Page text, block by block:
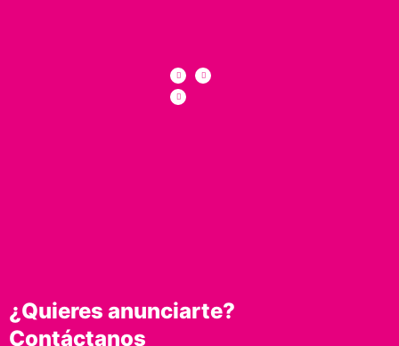
¿Quieres anunciarte?
Contáctanos